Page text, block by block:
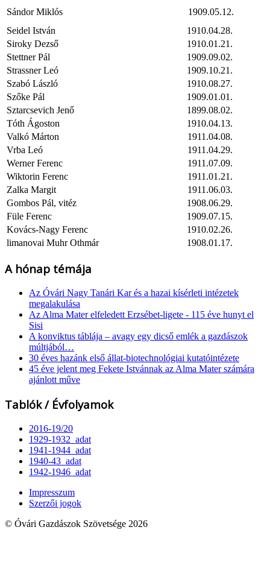
Sándor Miklós
1909.05.12.
Seidel István
1910.04.28.
Siroky Dezső
1910.01.21.
Stettner Pál
1909.09.02.
Strassner Leó
1909.10.21.
Szabó László
1910.08.27.
Szőke Pál
1909.01.01.
Sztarcsevich Jenő
1899.08.02.
Tóth Ágoston
1910.04.13.
Valkó Márton
1911.04.08.
Vrba Leó
1911.04.29.
Werner Ferenc
1911.07.09.
Wiktorin Ferenc
1911.01.21.
Zalka Margit
1911.06.03.
Gombos Pál, vitéz
1908.06.29.
Füle Ferenc
1909.07.15.
Kovács-Nagy Ferenc
1910.02.26.
limanovai Muhr Othmár
1908.01.17.
A hónap témája
Az Óvári Nagy Tanári Kar és a hazai kísérleti intézetek
megalakulása
Az Alma Mater elfeledett Erzsébet-ligete - 115 éve hunyt el
Sisi
A konviktus táblája – avagy egy dicső emlék a gazdászok
múltjából…
30 éves hazánk első állat-biotechnológiai kutatóintézete
45 éve jelent meg Fekete Istvánnak az Alma Mater számára
ajánlott műve
Tablók / Évfolyamok
2016-19/20
1929-1932_adat
1941-1944_adat
1940-43_adat
1942-1946_adat
Impresszum
Szerzői jogok
© Óvári Gazdászok Szövetsége 2026